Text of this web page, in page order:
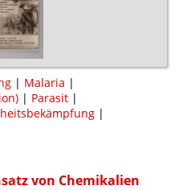
| Malaria |
| Parasit |
|
von Chemikalien